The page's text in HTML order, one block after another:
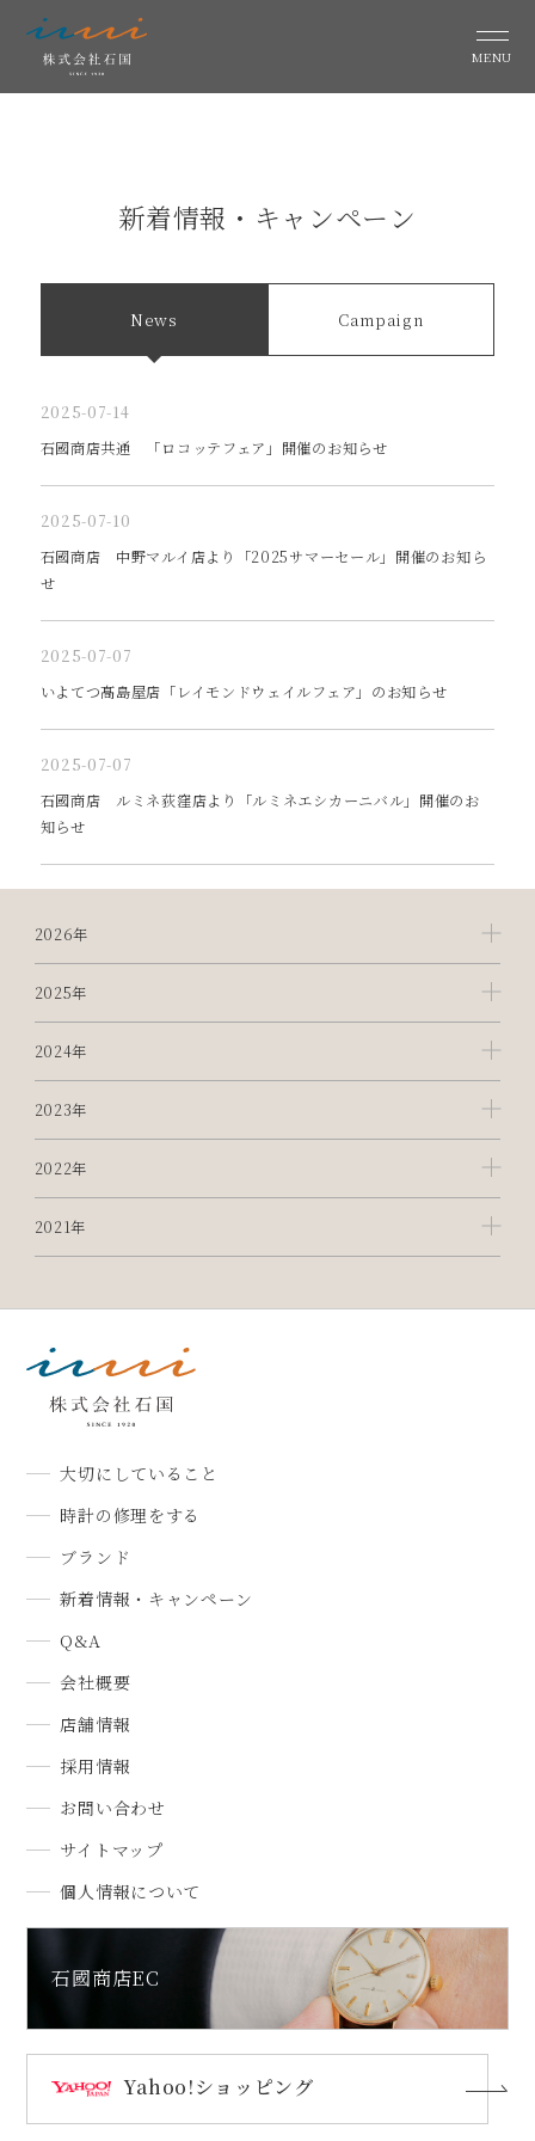
MENU
新着情報・キャンペーン
News Campaign
2025-07-14
石國商店共通 「ロコッテフェア」開催のお知らせ
2025-07-10
石國商店 中野マルイ店より「2025サマーセール」開催のお知ら
せ
2025-07-07
いよてつ髙島屋店「レイモンドウェイルフェア」のお知らせ
2025-07-07
石國商店 ルミネ荻窪店より「ルミネエシカーニバル」開催のお
知らせ
2026年
2025年
2024年
2023年
2022年
2021年
大切にしていること
時計の修理をする
ブランド
新着情報・キャンペーン
Q&A
会社概要
店舗情報
採用情報
お問い合わせ
サイトマップ
個人情報について
石國商店EC
Yahoo!ショッピング